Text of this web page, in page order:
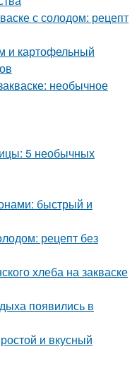
с солодом: рецепт
и картофельный
необычное
5 необычных
быстрый и
рецепт без
хлеба на закваске
появились в
и вкусный